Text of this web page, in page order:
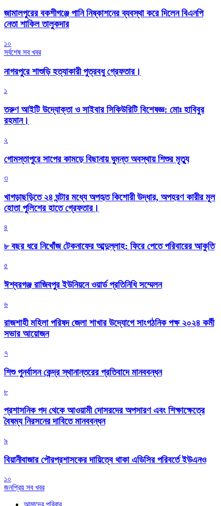
জামালপুরের বকশীগঞ্জে পানি নিষ্কাশনের ব্যবস্থা করে দিলেন বিএনপি
নেতা শাকিল তালুকদার
১০
সর্বশেষ সব খবর
নাগরপুরে শাশুড়ি হত্যাকারী পুত্রবধু গ্রেফতার।
১
তরুণ আইটি উদ্যোক্তা ও সাইবার সিকিউরিটি বিশেষজ্ঞ: মোঃ হাবিবুর
রহমান।
২
গোমস্তাপুরে সাপের কামড়ে বিছানায় ঘুমন্ত অবস্থায় শিশুর মৃত্যু
৩
খাগড়াছড়িতে ২৪ ঘন্টার মধ্যে অপহৃত কিশোরী উদ্ধার, অপহরণ কারীর মূল
হোতা পুলিশের হাতে গ্রেফতার।
৪
৮ বছর ধরে নিখোঁজ টেকনাফের আব্দুল্লাহ: ফিরে পেতে পরিবারের আকুতি
৫
ঈশ্বরগঞ্জ রাজিবপুর ইউনিয়নে ওয়ার্ড প্রতিনিধি সম্মেলন
৬
রাজশাহী মহিলা পরিষদ জেলা শাখার উদ্যোগে সাংগঠনিক পক্ষ ২০২৪ কর্মী
সভার আয়োজন
৭
শিশু পুনর্বাসন কেন্দ্র স্থানান্তরের প্রতিবাদে মানববন্ধন
৮
প্রশাসনিক পদ থেকে আওয়ামী দোসরদের অপসারণ এবং শিক্ষাক্ষেত্রে
বৈষম্য নিরসনের দাবিতে মানববন্ধন
৯
বিয়ানীবাজার পৌরপ্রশাসকের দায়িত্বে থাকা এডিসির পরিবর্তে ইউএনও
১০
জনপ্রিয় সব খবর